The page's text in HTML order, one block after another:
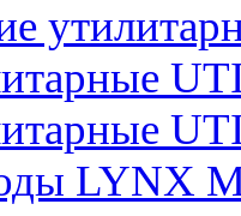
LYNX